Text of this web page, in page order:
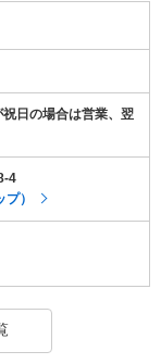
日の場合は営業、翌
4
）